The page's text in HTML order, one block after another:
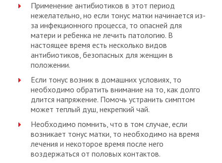
Применение антибиотиков в этот период
нежелательно, но если тонус матки начинается из-
за инфекционного процесса, то опасней для
матери и ребенка не лечить патологию. В
настоящее время есть несколько видов
антибиотиков, безопасных для женщин в
положении.
Если тонус возник в домашних условиях, то
необходимо обратить внимание на то, как долго
длится напряжение. Помочь устранить симптом
может теплый душ, некрепкий чай.
Необходимо помнить, что в том случае, если
возникает тонус матки, то необходимо на время
лечения и некоторое время после него
воздержаться от половых контактов.